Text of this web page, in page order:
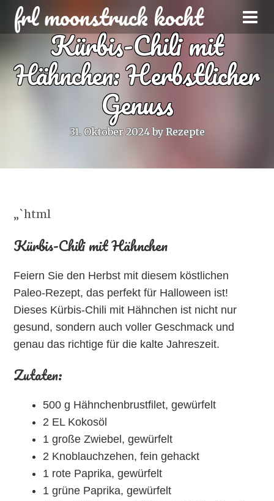
frl moonstruck kocht
Kürbis-Chili mit
Hähnchen: Herbstlicher
Genuss
31. Oktober 2024 byRezepte
„`html
Kürbis-Chili mit Hähnchen
Feiern Sie den Herbst mit diesem köstlichen
Paleo-Rezept, das perfekt für Halloween ist!
Dieses Kürbis-Chili mit Hähnchen ist nicht nur
gesund, sondern auch voller Geschmack und
genau das richtige für die kalte Jahreszeit.
Zutaten:
500 g Hähnchenbrustfilet, gewürfelt
2 EL Kokosöl
1 große Zwiebel, gewürfelt
2 Knoblauchzehen, fein gehackt
1 rote Paprika, gewürfelt
1 grüne Paprika, gewürfelt